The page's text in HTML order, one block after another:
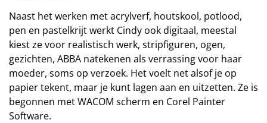
Naast het werken met acrylverf, houtskool, potlood,
pen en pastelkrijt werkt Cindy ook digitaal, meestal
kiest ze voor realistisch werk, stripfiguren, ogen,
gezichten, ABBA natekenen als verrassing voor haar
moeder, soms op verzoek. Het voelt net alsof je op
papier tekent, maar je kunt lagen aan en uitzetten. Ze is
begonnen met WACOM scherm en Corel Painter
Software.